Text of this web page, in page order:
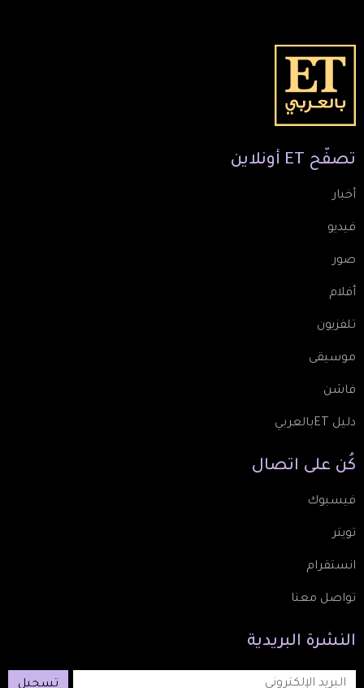
تصفّح ET أونلاين
أخبار
فيديو
صور
أفلام
تلفزيون
موسيقى
فاشن
دليل ETبالعربي
كُن على اتصال
فيسبوك
تويتر
انستقرام
تواصل معنا
النشرة البريدية
تسجيل